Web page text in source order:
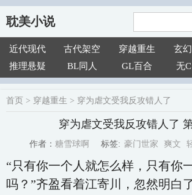
耽美小说
近代现代 古代架空 穿越重生 玄
推理悬疑
BL同人 GL百合 无
首页 > 穿越重生 > 穿为虐文受我反攻错人了
穿为虐文受我反攻错人了
作者： 糖雪球啊 标签: 豪门世家 爽文
“只有你一个人就怎么样，只有你
吗？”齐盈看着江寄川，忽然明白